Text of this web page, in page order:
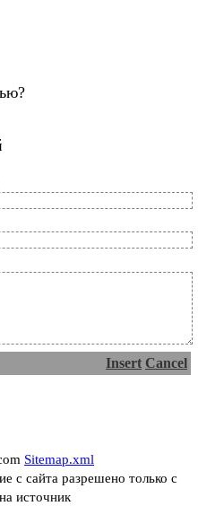
Insert Cancel
Sitemap.xml
с сайта разрешено только с
источник